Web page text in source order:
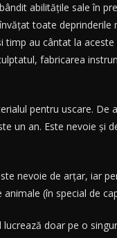
abilitățile sale în
toate
au cântat la
fabricarea
pentru uscare.
un an. Este nevoie și
nevoie de arţar, iar
(în special de
doar pe o